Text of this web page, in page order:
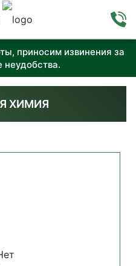
приносим извинения за
неудобства.
ХИМИЯ